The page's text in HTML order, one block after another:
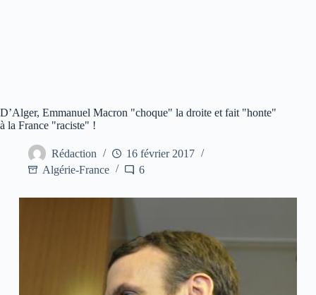
D’Alger, Emmanuel Macron "choque" la droite et fait "honte"
à la France "raciste" !
Rédaction
16 février 2017
Algérie-France
6